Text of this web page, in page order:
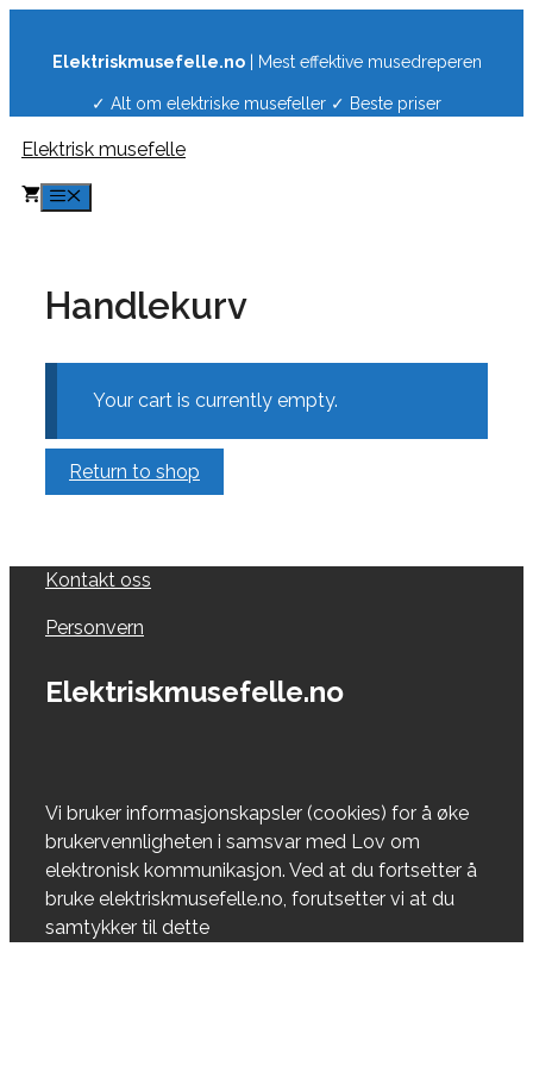
Elektriskmusefelle.no| Mest effektive musedreperen
✓ Alt om elektriske musefeller ✓ Beste priser
Elektrisk musefelle
Meny
Handlekurv
Your cart is currently empty.
Return to shop
Kontakt oss
Personvern
Elektriskmusefelle.no
Vi bruker informasjonskapsler (cookies) for å øke
brukervennligheten i samsvar med Lov om
elektronisk kommunikasjon. Ved at du fortsetter å
bruke elektriskmusefelle.no, forutsetter vi at du
samtykker til dette